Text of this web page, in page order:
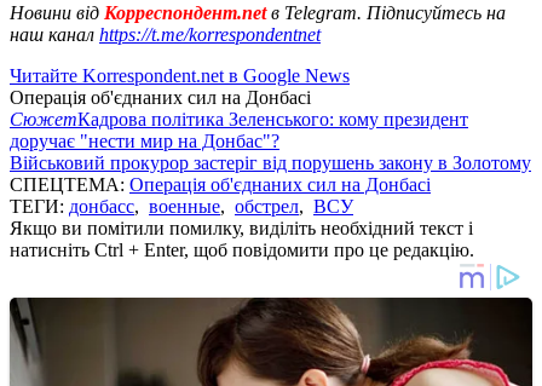
Новини від Корреспондент.netв Telegram. Підписуйтесь на
наш канал https://t.me/korrespondentnet
Читайте Korrespondent.net в Google News
Операція об'єднаних сил на Донбасі
СюжетКадрова політика Зеленського: кому президент
доручає "нести мир на Донбас"?
Військовий прокурор застеріг від порушень закону в Золотому
СПЕЦТЕМА: Операція об'єднаних сил на Донбасі
ТЕГИ: донбасс, военные, обстрел, ВСУ
Якщо ви помітили помилку, виділіть необхідний текст і
натисніть Ctrl + Enter, щоб повідомити про це редакцію.